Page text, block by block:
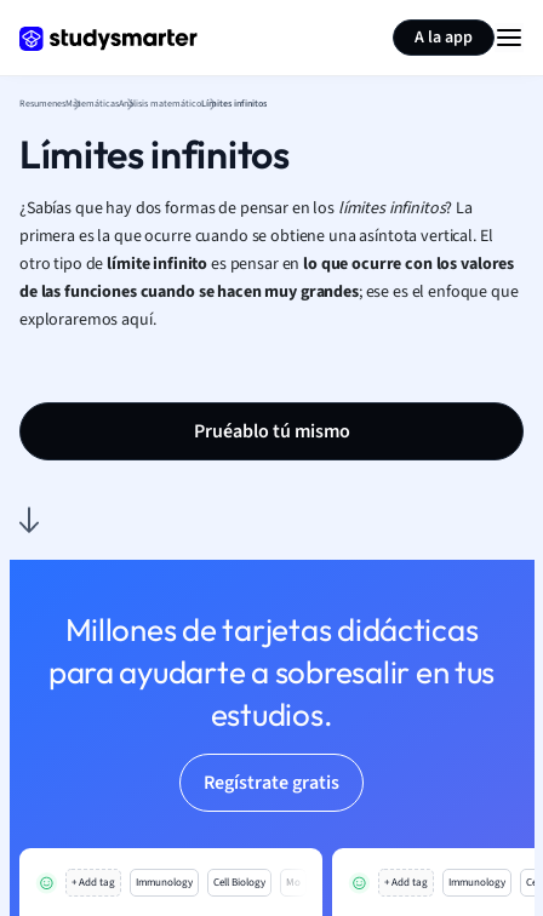
A la app
ResumenesMatemáticasAnálisis matemáticoLímites infinitos
Límites infinitos
¿Sabías que hay dos formas de pensar en los límites infinitos? La
primera es la que ocurre cuando se obtiene una asíntota vertical. El
otro tipo de límite infinitoes pensar en lo que ocurre con los valores
de las funciones cuando se hacen muy grandes; ese es el enfoque que
exploraremos aquí.
Pruéablo tú mismo
Millones de tarjetas didácticas
para ayudarte a sobresalir en tus
estudios.
Regístrate gratis
+ Add tag Immunology Cell Biology Mo + Add tag Immunology
Resumir página